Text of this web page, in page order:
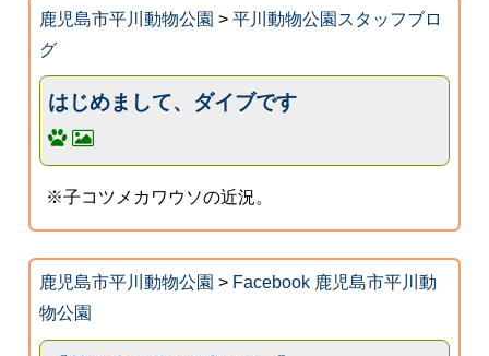
鹿児島市平川動物公園 > 平川動物公園スタッフブロ
グ
はじめまして、ダイブです
※子コツメカワウソの近況。
鹿児島市平川動物公園 > Facebook 鹿児島市平川動
物公園